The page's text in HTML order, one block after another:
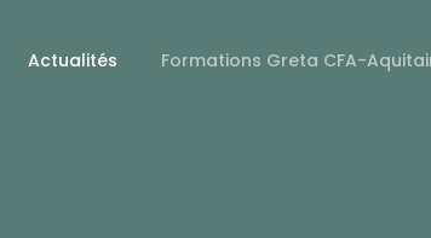
Actualités Formations Greta CFA-